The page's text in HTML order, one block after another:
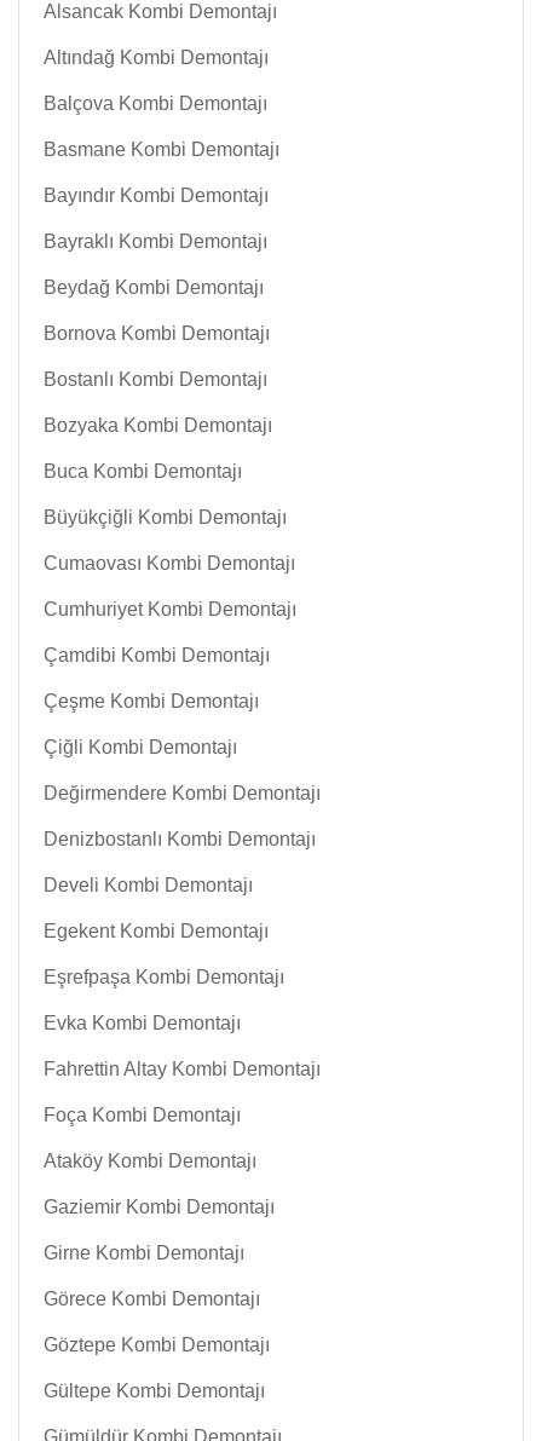
Alsancak Kombi Demontajı
Altındağ Kombi Demontajı
Balçova Kombi Demontajı
Basmane Kombi Demontajı
Bayındır Kombi Demontajı
Bayraklı Kombi Demontajı
Beydağ Kombi Demontajı
Bornova Kombi Demontajı
Bostanlı Kombi Demontajı
Bozyaka Kombi Demontajı
Buca Kombi Demontajı
Büyükçiğli Kombi Demontajı
Cumaovası Kombi Demontajı
Cumhuriyet Kombi Demontajı
Çamdibi Kombi Demontajı
Çeşme Kombi Demontajı
Çiğli Kombi Demontajı
Değirmendere Kombi Demontajı
Denizbostanlı Kombi Demontajı
Develi Kombi Demontajı
Egekent Kombi Demontajı
Eşrefpaşa Kombi Demontajı
Evka Kombi Demontajı
Fahrettin Altay Kombi Demontajı
Foça Kombi Demontajı
Ataköy Kombi Demontajı
Gaziemir Kombi Demontajı
Girne Kombi Demontajı
Görece Kombi Demontajı
Göztepe Kombi Demontajı
Gültepe Kombi Demontajı